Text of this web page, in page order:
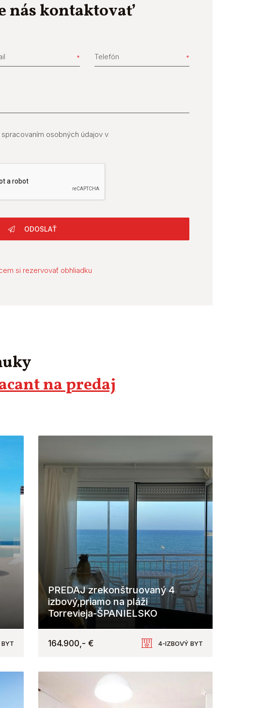
nás kontaktovať
Telefón
osobných údajov v
ODOSLAŤ
si rezervovať obhliadku
na predaj
PREDAJ zrekonštruovaný 4
izbový,priamo na pláži
Torrevieja-ŠPANIELSKO
Torrevieja
4-IZBOVÝ BYT
164.900,- €